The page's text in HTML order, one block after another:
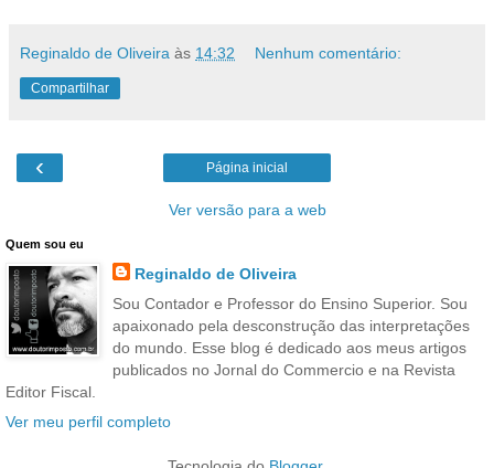
Reginaldo de Oliveira às 14:32 Nenhum comentário:
Compartilhar
‹ Página inicial
Ver versão para a web
Quem sou eu
Reginaldo de Oliveira
Sou Contador e Professor do Ensino Superior. Sou
apaixonado pela desconstrução das interpretações
do mundo. Esse blog é dedicado aos meus artigos
publicados no Jornal do Commercio e na Revista
Editor Fiscal.
Ver meu perfil completo